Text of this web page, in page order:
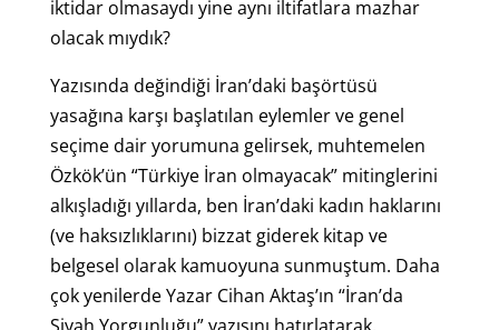
iktidar olmasaydı yine aynı iltifatlara mazhar
olacak mıydık?
Yazısında değindiği İran’daki başörtüsü
yasağına karşı başlatılan eylemler ve genel
seçime dair yorumuna gelirsek, muhtemelen
Özkök’ün “Türkiye İran olmayacak” mitinglerini
alkışladığı yıllarda, ben İran’daki kadın haklarını
(ve haksızlıklarını) bizzat giderek kitap ve
belgesel olarak kamuoyuna sunmuştum. Daha
çok yenilerde Yazar Cihan Aktaş’ın “İran’da